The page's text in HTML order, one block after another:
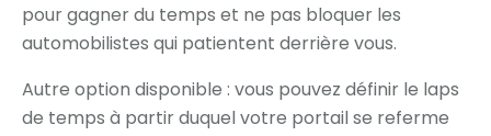
pour gagner du temps et ne pas bloquer les
automobilistes qui patientent derrière vous.
Autre option disponible : vous pouvez définir le laps
de temps à partir duquel votre portail se referme